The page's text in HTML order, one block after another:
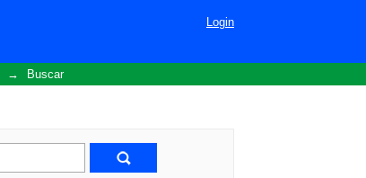
Login
→ Buscar